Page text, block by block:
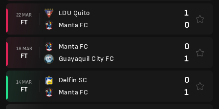
22 MAR
FT
LDU Quito
Manta FC
1
0
18 MAR
FT
Manta FC
Guayaquil City FC
0
1
14 MAR
FT
Delfin SC
Manta FC
0
1